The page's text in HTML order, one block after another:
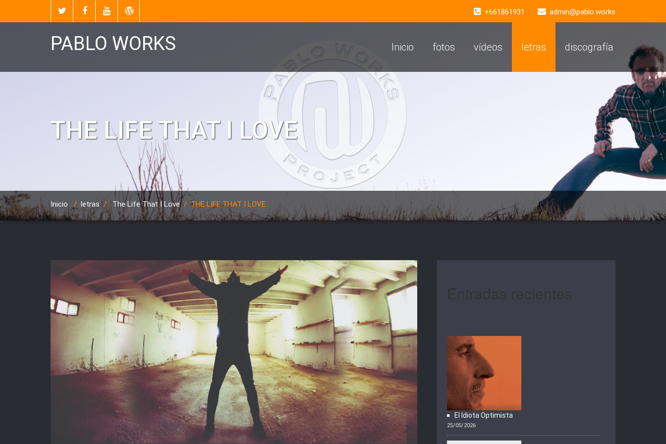
+661861931 admin@pablo.works
PABLO WORKS Inicio fotos vídeos letras discografía
THE LIFE THAT I LOVE
Inicio / letras/ The Life That I Love/THE LIFE THAT I LOVE
El Idiota Optimista
25/05/2026